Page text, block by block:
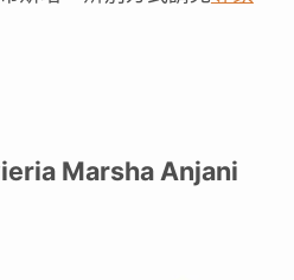
Marsha Anjani